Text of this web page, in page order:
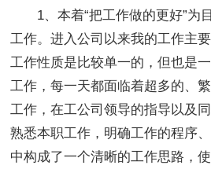
1、本着“把工作做的更好”为
工作。进入公司以来我的工作主
工作性质是比较单一的，但也是
工作，每一天都面临着超多的、
工作，在工公司领导的指导以及
熟悉本职工作，明确工作的程序
中构成了一个清晰的工作思路，